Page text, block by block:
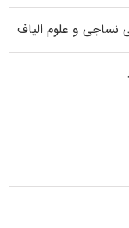
و علوم الیاف